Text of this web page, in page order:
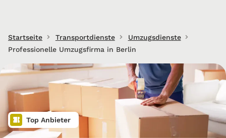
Startseite Transportdienste
Umzugsdienste
Professionelle Umzugsfirma in Berlin
Top Anbieter